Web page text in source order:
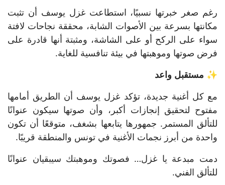
رغم صغر خبرتها نسبيًا، استطاعت غزل يوسف أن تثبت
مكانتها بسرعة بين الأصوات الشابة، محققة نجاحات لافتة
سواء على الركح أو على الشاشة، ومثبتة أنها قادرة على
فرض صوتها وموهبتها في بيئة تنافسية للغاية.
✨ مستقبل واعد
مع كل أغنية جديدة، تؤكد غزل يوسف أن الطريق أمامها
مفتوح لتحقيق إنجازات أكبر، وأن صوتها سيكون عنوانًا
للتألق المستمر. جمهورها يتابعها بشغف، متوقعًا أن تكون
واحدة من أبرز نجمات الأغنية في تونس والمنطقة قريبًا.
دمت مبدعة يا غزل… فصوتك وموهبتك سيبقيان عنوانًا
للتألق الفني.